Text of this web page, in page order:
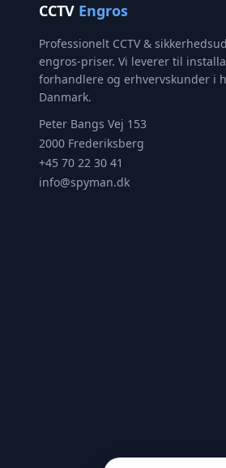
CCTV Engros
Professionelt CCTV &
engros-priser. Vi leverer til
forhandlere og erhvervskunder i
Danmark.
Peter Bangs Vej 153
2000 Frederiksberg
+45 70 22 30 41
info@spyman.dk